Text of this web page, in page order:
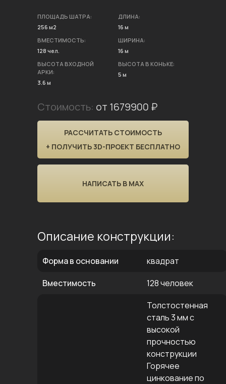
ПЛОЩАДЬ ШАТРА:
256 м2
ДЛИНА:
16 м
ВМЕСТИМОСТЬ:
128 чел.
ШИРИНА:
16 м
ВЫСОТА ВХОДНОЙ
АРКИ:
3.6 м
ВЫСОТА В КОНЬКЕ:
5 м
Стоимость: от 1679900 ₽
РАССЧИТАТЬ СТОИМОСТЬ
+ ПОЛУЧИТЬ 3D-ПРОЕКТ БЕСПЛАТНО
НАПИСАТЬ В MAX
Описание конструкции:
Форма в основании
квадрат
Вместимость
128 человек
Толстостенная
сталь 3 мм с
высокой
прочностью
конструкции
Горячее
цинкование по